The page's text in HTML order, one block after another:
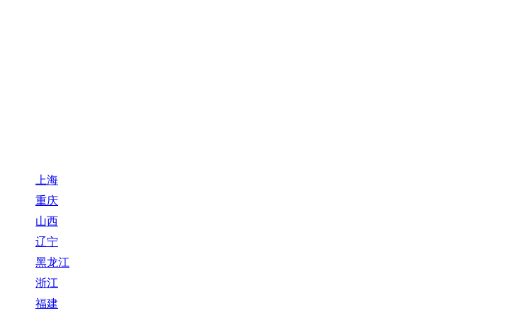
上海
重庆
山西
辽宁
黑龙江
浙江
福建